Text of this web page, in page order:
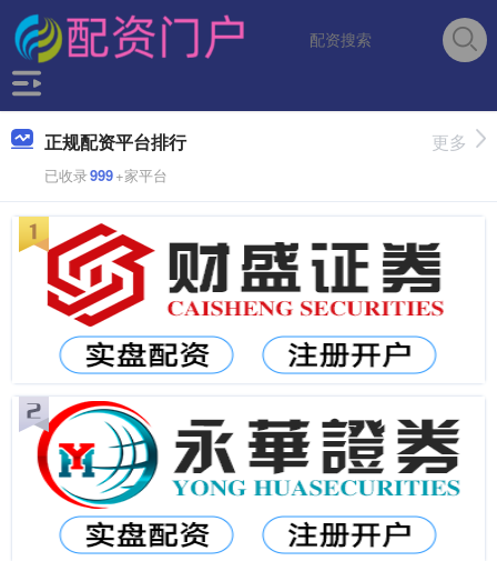
正规配资平台排行
已收录999+家平台
更多